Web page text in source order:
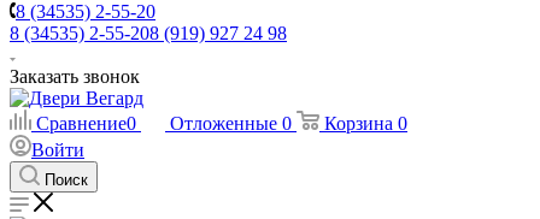
8 (34535) 2-55-20
8 (34535) 2-55-208 (919) 927 24 98
Заказать звонок
Сравнение0 Отложенные 0 Корзина 0
Войти
Поиск